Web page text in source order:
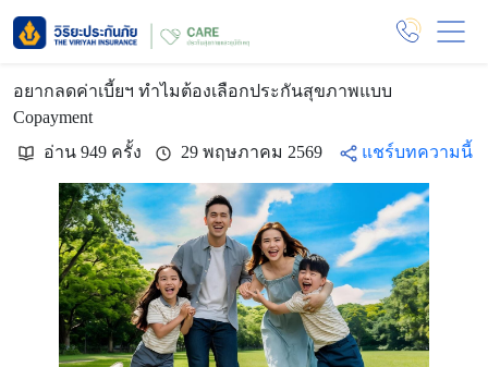
อยากลดค่าเบี้ยฯ ทำไมต้องเลือกประกันสุขภาพแบบ
Copayment
อ่าน 949 ครั้ง
29 พฤษภาคม 2569 แชร์บทความนี้